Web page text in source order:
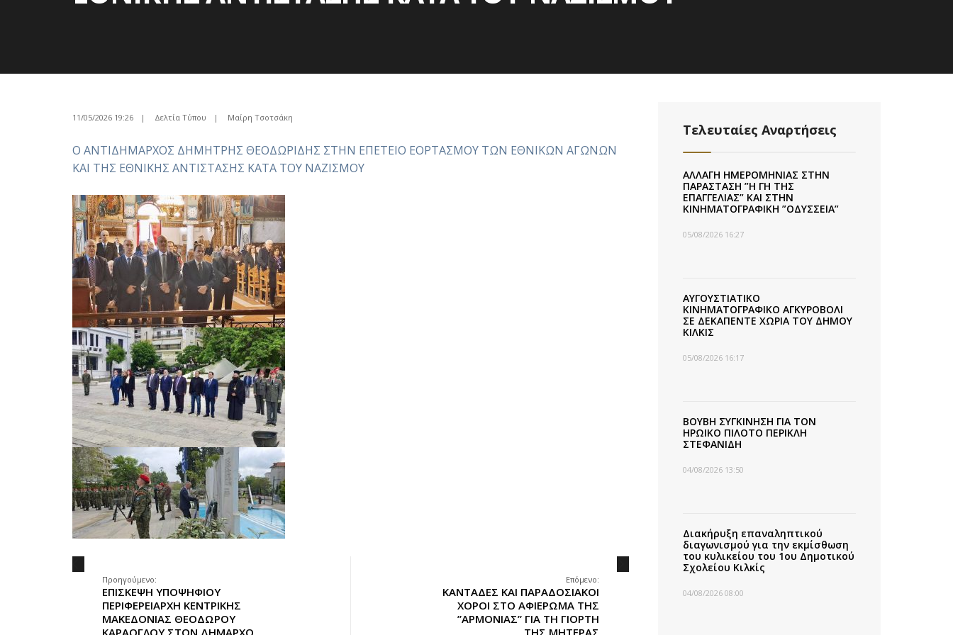
11/05/2026 19:26 | Δελτία Τύπου | Μαίρη Τσοτσάκη
Ο ΑΝΤΙΔΗΜΑΡΧΟΣ ΔΗΜΗΤΡΗΣ ΘΕΟΔΩΡΙΔΗΣ ΣΤΗΝ ΕΠΕΤΕΙΟ ΕΟΡΤΑΣΜΟΥ ΤΩΝ ΕΘΝΙΚΩΝ ΑΓΩΝΩΝ
ΚΑΙ ΤΗΣ ΕΘΝΙΚΗΣ ΑΝΤΙΣΤΑΣΗΣ ΚΑΤΑ ΤΟΥ ΝΑΖΙΣΜΟΥ
Προηγούμενο:
ΕΠΙΣΚΕΨΗ ΥΠΟΨΗΦΙΟΥ
ΠΕΡΙΦΕΡΕΙΑΡΧΗ ΚΕΝΤΡΙΚΗΣ
ΜΑΚΕΔΟΝΙΑΣ ΘΕΟΔΩΡΟΥ
ΚΑΡΑΟΓΛΟΥ ΣΤΟΝ ΔΗΜΑΡΧΟ
Επόμενο:
ΚΑΝΤΑΔΕΣ ΚΑΙ ΠΑΡΑΔΟΣΙΑΚΟΙ
ΧΟΡΟΙ ΣΤΟ ΑΦΙΕΡΩΜΑ ΤΗΣ
”ΑΡΜΟΝΙΑΣ” ΓΙΑ ΤΗ ΓΙΟΡΤΗ
ΤΗΣ ΜΗΤΕΡΑΣ
Τελευταίες Αναρτήσεις
ΑΛΛΑΓΗ ΗΜΕΡΟΜΗΝΙΑΣ ΣΤΗΝ
ΠΑΡΑΣΤΑΣΗ ”Η ΓΗ ΤΗΣ
ΕΠΑΓΓΕΛΙΑΣ” ΚΑΙ ΣΤΗΝ
ΚΙΝΗΜΑΤΟΓΡΑΦΙΚΗ ”ΟΔΥΣΣΕΙΑ”
05/08/2026 16:27
ΑΥΓΟΥΣΤΙΑΤΙΚΟ
ΚΙΝΗΜΑΤΟΓΡΑΦΙΚΟ ΑΓΚΥΡΟΒΟΛΙ
ΣΕ ΔΕΚΑΠΕΝΤΕ ΧΩΡΙΑ ΤΟΥ ΔΗΜΟΥ
ΚΙΛΚΙΣ
05/08/2026 16:17
ΒΟΥΒΗ ΣΥΓΚΙΝΗΣΗ ΓΙΑ ΤΟΝ
ΗΡΩΙΚΟ ΠΙΛΟΤΟ ΠΕΡΙΚΛΗ
ΣΤΕΦΑΝΙΔΗ
04/08/2026 13:50
Διακήρυξη επαναληπτικού
διαγωνισμού για την εκμίσθωση
του κυλικείου του 1ου Δημοτικού
Σχολείου Κιλκίς
04/08/2026 08:00